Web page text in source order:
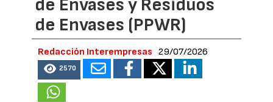
de Envases y Residuos
de Envases (PPWR)
Redacción Interempresas 29/07/2026
2570